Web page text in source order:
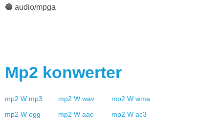
🔵 audio/mpga
Mp2 konwerter
mp2 W mp3 mp2 W wav mp2 W wma
mp2 W ogg mp2 W aac mp2 W ac3